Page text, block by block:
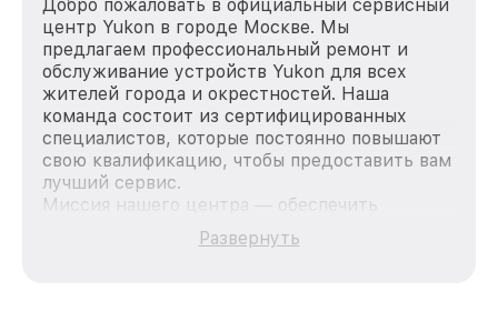
Добро пожаловать в официальный сервисный
центр Yukon в городе Москве. Мы
предлагаем профессиональный ремонт и
обслуживание устройств Yukon для всех
жителей города и окрестностей. Наша
команда состоит из сертифицированных
специалистов, которые постоянно повышают
свою квалификацию, чтобы предоставить вам
лучший сервис.
Миссия нашего центра — обеспечить
качественный и доступный ремонт для
каждого пользователя продукции Yukon, вне
Развернуть